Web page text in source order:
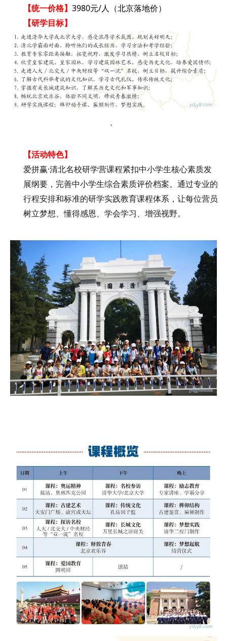
【统一价格】 3980元/人（北京落地价）
【研学目标】
、
【活动特色】
爱拼赢·清北名校研学营课程紧扣中小学生核心素质发
展纲要，完善中小学生综合素质评价档案。通过专业的
行程安排和标准的研学实践教育课程体系，让每位营员
树立梦想、懂得感恩、学会学习、增强视野。